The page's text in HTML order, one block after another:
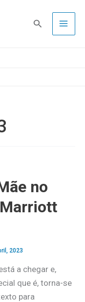
Pesquisa
no
2023
a chegar e,
que é, torna-se
para